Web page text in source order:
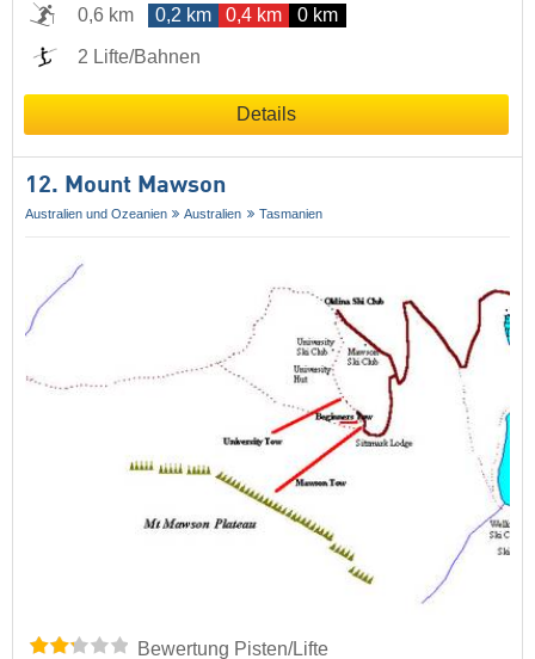
0,6 km
0,2 km 0,4 km 0 km
2 Lifte/Bahnen
Details
12. Mount Mawson
Australien und Ozeanien Australien Tasmanien
Bewertung Pisten/Lifte